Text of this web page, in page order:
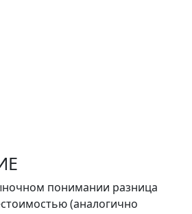
понимании разница
(аналогично